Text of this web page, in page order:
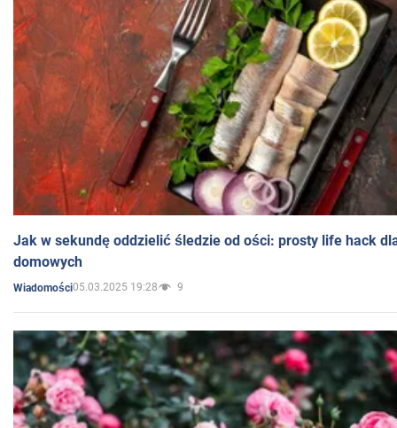
Jak w sekundę oddzielić śledzie od ości: prosty life hack
domowych
Wiadomości05.03.2025 19:28 9